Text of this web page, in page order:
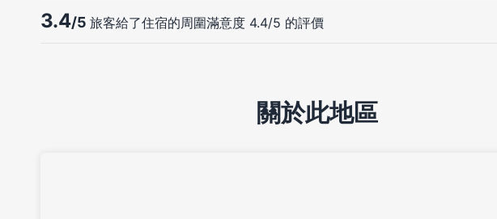
3.4/5 旅客給了住宿的周圍滿意度 4.4/5 的評價
關於此地區